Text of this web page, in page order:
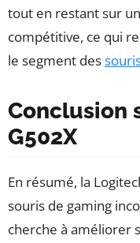
tout en restant sur
compétitive, ce qui
le segment des
Conclusion
G502X
En résumé, la
souris de gaming
cherche à améliorer